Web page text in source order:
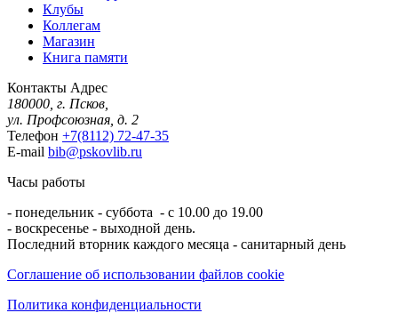
Клубы
Коллегам
Магазин
Книга памяти
Контакты Адрес
180000, г. Псков,
ул. Профсоюзная, д. 2
Телефон +7(8112) 72-47-35
E-mail bib@pskovlib.ru
Часы работы
- понедельник - суббота - с 10.00 до 19.00
- воскресенье - выходной день.
Последний вторник каждого месяца - санитарный день
Соглашение об использовании файлов cookie
Политика конфиденциальности